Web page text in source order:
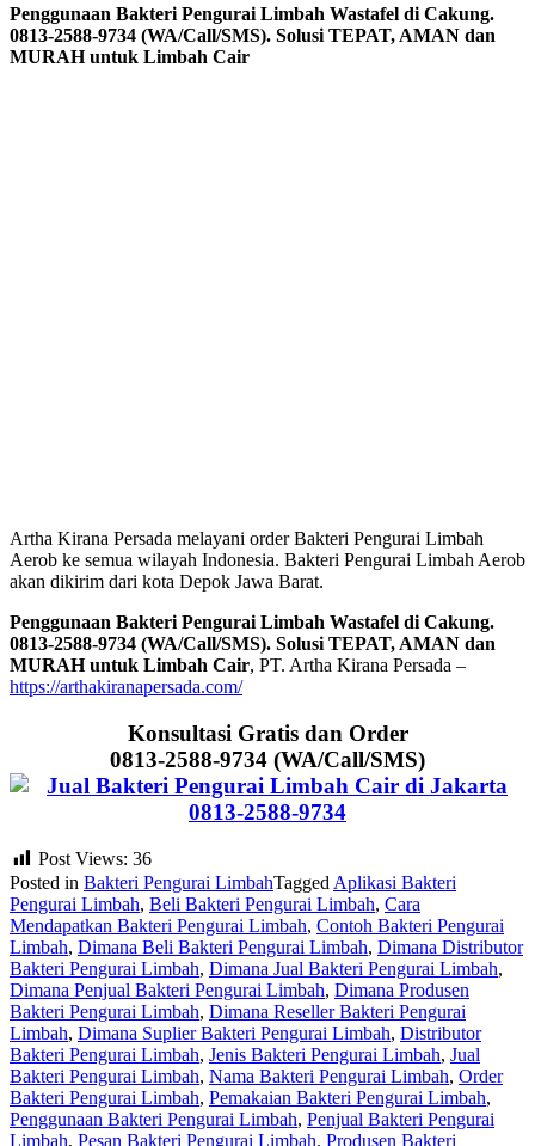
Penggunaan Bakteri Pengurai Limbah Wastafel di Cakung.
0813-2588-9734 (WA/Call/SMS). Solusi TEPAT, AMAN dan
MURAH untuk Limbah Cair
Artha Kirana Persada melayani order Bakteri Pengurai Limbah
Aerob ke semua wilayah Indonesia. Bakteri Pengurai Limbah Aerob
akan dikirim dari kota Depok Jawa Barat.
Penggunaan Bakteri Pengurai Limbah Wastafel di Cakung.
0813-2588-9734 (WA/Call/SMS). Solusi TEPAT, AMAN dan
MURAH untuk Limbah Cair, PT. Artha Kirana Persada –
https://arthakiranapersada.com/
Konsultasi Gratis dan Order
0813-2588-9734 (WA/Call/SMS)
Post Views: 36
Posted in Bakteri Pengurai LimbahTagged Aplikasi Bakteri
Pengurai Limbah, Beli Bakteri Pengurai Limbah, Cara
Mendapatkan Bakteri Pengurai Limbah, Contoh Bakteri Pengurai
Limbah, Dimana Beli Bakteri Pengurai Limbah, Dimana Distributor
Bakteri Pengurai Limbah, Dimana Jual Bakteri Pengurai Limbah,
Dimana Penjual Bakteri Pengurai Limbah, Dimana Produsen
Bakteri Pengurai Limbah, Dimana Reseller Bakteri Pengurai
Limbah, Dimana Suplier Bakteri Pengurai Limbah, Distributor
Bakteri Pengurai Limbah, Jenis Bakteri Pengurai Limbah, Jual
Bakteri Pengurai Limbah, Nama Bakteri Pengurai Limbah, Order
Bakteri Pengurai Limbah, Pemakaian Bakteri Pengurai Limbah,
Penggunaan Bakteri Pengurai Limbah, Penjual Bakteri Pengurai
Limbah, Pesan Bakteri Pengurai Limbah, Produsen Bakteri